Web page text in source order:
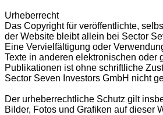
Urheberrecht
Das Copyright für veröffentlichte,
der Website bleibt allein bei Sector
Eine Vervielfältigung oder
Texte in anderen elektronischen oder
Publikationen ist ohne schriftliche
Sector Seven Investors GmbH nicht
Der urheberrechtliche Schutz gilt
Bilder, Fotos und Grafiken auf dieser